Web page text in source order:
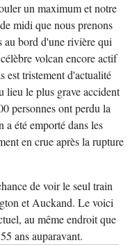
un maximum et notre
midi que nous prenons
au bord d'une rivière qui
volcan encore actif
est tristement d'actualité
lieu le plus grave accident
personnes ont perdu la
été emporté dans les
en crue après la rupture
de voir le seul train
et Auckand. Le voici
au même endroit que
ans auparavant.